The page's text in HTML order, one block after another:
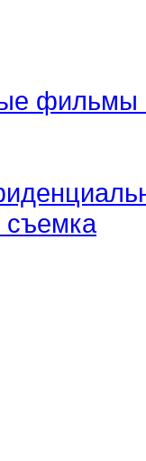
фильмы
съемка